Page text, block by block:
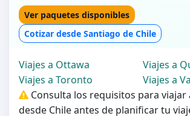
Ver paquetes disponibles
Cotizar desde Santiago de Chile
Viajes a Ottawa
Viajes a
Viajes a Toronto
Viajes a
Consulta los requisitos para viajar
desde Chile antes de planificar tu